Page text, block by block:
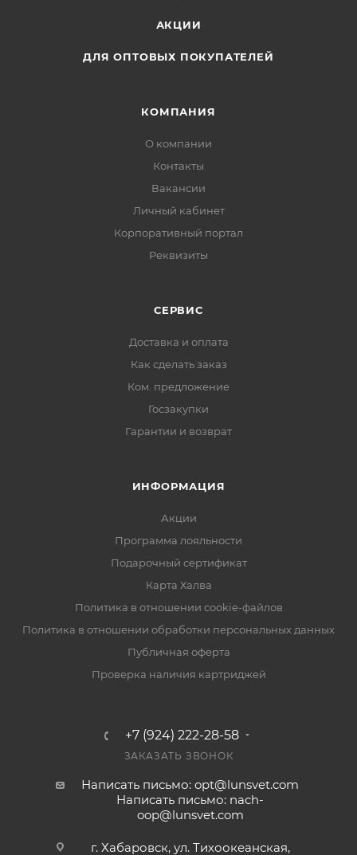
АКЦИИ
ДЛЯ ОПТОВЫХ ПОКУПАТЕЛЕЙ
КОМПАНИЯ
О компании
Контакты
Вакансии
Личный кабинет
Корпоративный портал
Реквизиты
СЕРВИС
Доставка и оплата
Как сделать заказ
Ком. предложение
Госзакупки
Гарантии и возврат
ИНФОРМАЦИЯ
Акции
Программа лояльности
Подарочный сертификат
Карта Халва
Политика в отношении cookie-файлов
Политика в отношении обработки персональных данных
Публичная оферта
Проверка наличия картриджей
+7 (924) 222-28-58
ЗАКАЗАТЬ ЗВОНОК
Написать письмо: opt@lunsvet.com
Написать письмо: nach-
oop@lunsvet.com
г. Хабаровск, ул. Тихоокеанская,